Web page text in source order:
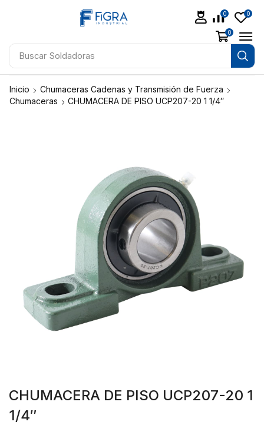
Buscar Soldadoras
0 0
0
Inicio
Chumaceras Cadenas y Transmisión de Fuerza
Chumaceras
CHUMACERA DE PISO UCP207-20 1 1/4″
CHUMACERA DE PISO UCP207-20 1
1/4″